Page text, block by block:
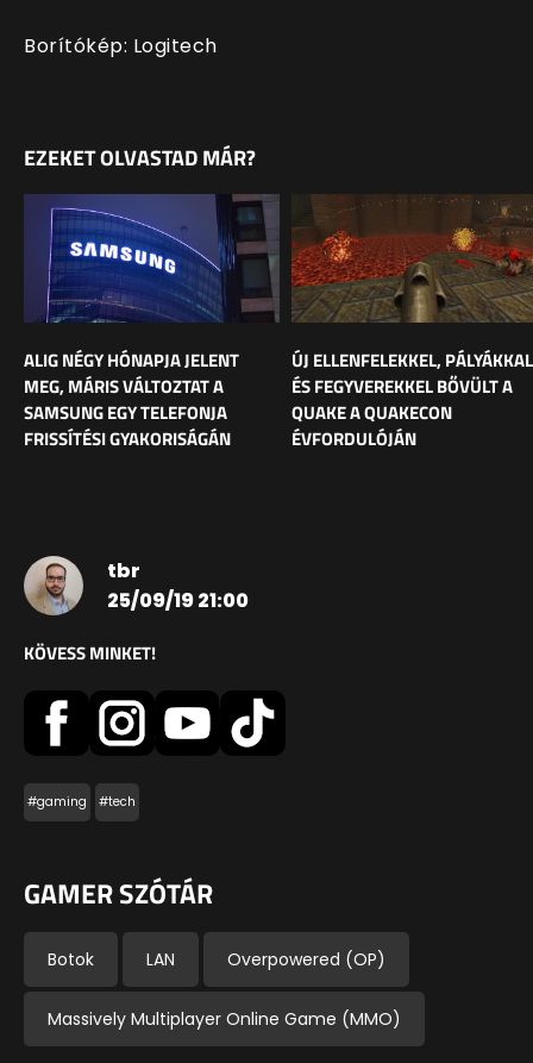
Borítókép: Logitech
EZEKET OLVASTAD MÁR?
ALIG NÉGY HÓNAPJA JELENT
MEG, MÁRIS VÁLTOZTAT A
SAMSUNG EGY TELEFONJA
FRISSÍTÉSI GYAKORISÁGÁN
ÚJ ELLENFELEKKEL, PÁLYÁKKAL
ÉS FEGYVEREKKEL BŐVÜLT A
QUAKE A QUAKECON
ÉVFORDULÓJÁN
tbr
25/09/19 21:00
KÖVESS MINKET!
#gaming #tech
GAMER SZÓTÁR
Botok LAN Overpowered (OP)
Massively Multiplayer Online Game (MMO)